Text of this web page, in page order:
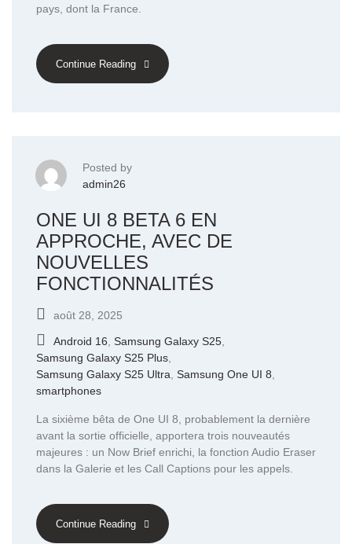
pays, dont la France.
Continue Reading
Posted by
admin26
ONE UI 8 BETA 6 EN
APPROCHE, AVEC DE
NOUVELLES
FONCTIONNALITÉS
août 28, 2025
Android 16, Samsung Galaxy S25,
Samsung Galaxy S25 Plus,
Samsung Galaxy S25 Ultra, Samsung One UI 8,
smartphones
La sixième bêta de One UI 8, probablement la dernière
avant la sortie officielle, apportera trois nouveautés
majeures : un Now Brief enrichi, la fonction Audio Eraser
dans la Galerie et les Call Captions pour les appels.
Continue Reading